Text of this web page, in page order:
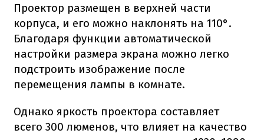
Проектор размещен в верхней части
корпуса, и его можно наклонять на 110°.
Благодаря функции автоматической
настройки размера экрана можно легко
подстроить изображение после
перемещения лампы в комнате.
Однако яркость проектора составляет
всего 300 люменов, что влияет на качество